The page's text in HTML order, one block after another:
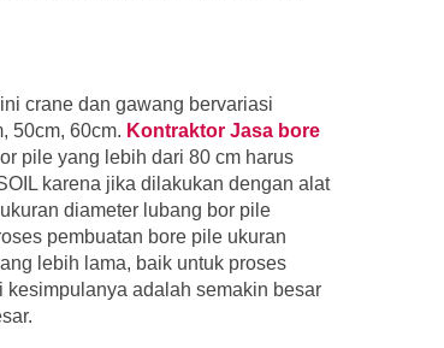
crane dan gawang bervariasi
50cm, 60cm. Kontraktor Jasa bore
pile yang lebih dari 80 cm harus
karena jika dilakukan dengan alat
diameter lubang bor pile
pembuatan bore pile ukuran
lebih lama, baik untuk proses
adalah semakin besar